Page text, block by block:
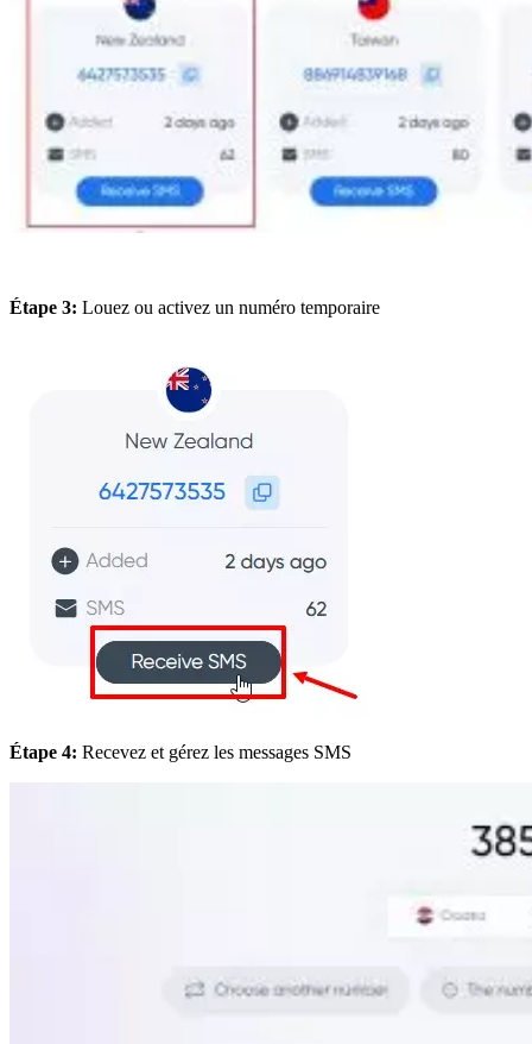
Étape 3: Louez ou activez un numéro temporaire
Étape 4: Recevez et gérez les messages SMS